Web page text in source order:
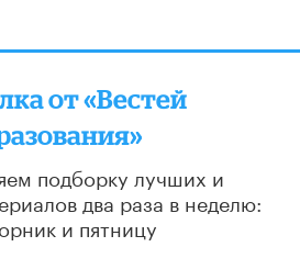
от «Вестей
подборку лучших и
два раза в неделю:
и пятницу